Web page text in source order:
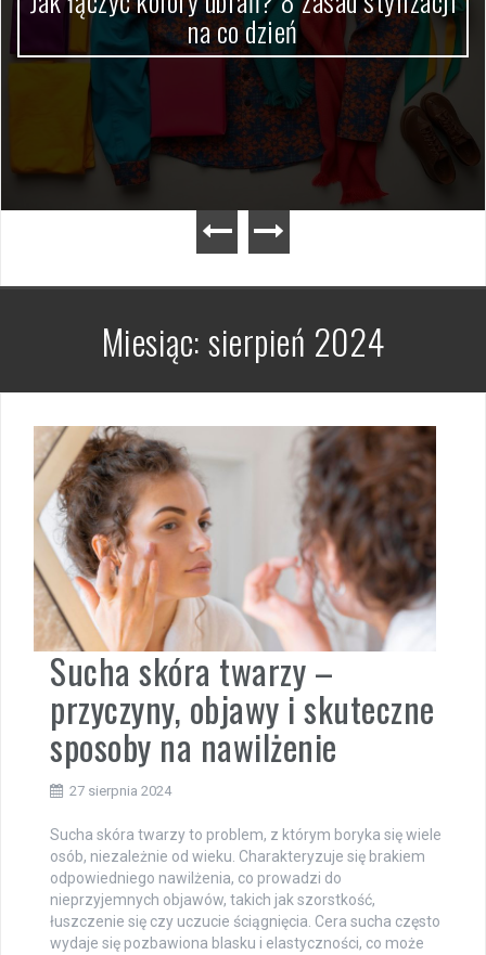
na co dzień
Miesiąc:sierpień 2024
Sucha skóra twarzy –
przyczyny, objawy i skuteczne
sposoby na nawilżenie
27 sierpnia 2024
Sucha skóra twarzy to problem, z którym boryka się wiele
osób, niezależnie od wieku. Charakteryzuje się brakiem
odpowiedniego nawilżenia, co prowadzi do
nieprzyjemnych objawów, takich jak szorstkość,
łuszczenie się czy uczucie ściągnięcia. Cera sucha często
wydaje się pozbawiona blasku i elastyczności, co może